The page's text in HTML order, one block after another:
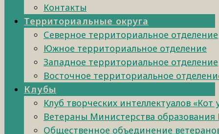
Контакты
Территориальные округа
Северное территориальное отделение
Южное территориальное отделение
Западное территориальное отделение
Восточное территориальное
Клубы
Клуб творческих интеллектуалов «Кот
Ветераны Министерства образования
Общественное объединение